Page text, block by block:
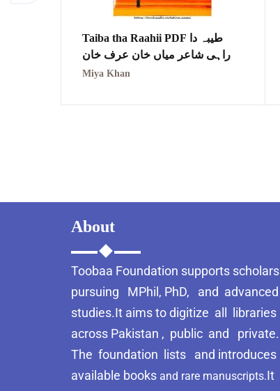
Taiba tha Raahii PDF طیبہ دا
راہی شاعر میاں خان عرف خان
Miya Khan
About
Toobaa Foundation supports scholars
pursuing MPhil, PhD, and advanced
studies.It aims to digitize all libraries
across Pakistan , public and private.
The foundation lists and introduces
available books and rare manuscripts.It